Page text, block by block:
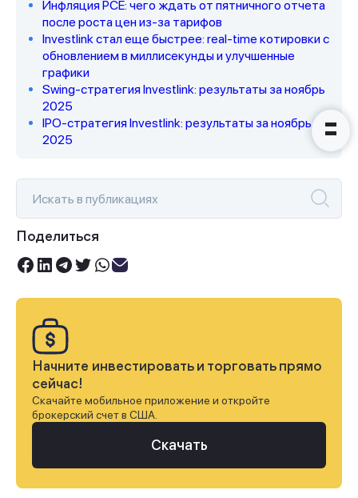
Инфляция PCE: чего ждать от пятничного отчета
после роста цен из-за тарифов
Investlink стал еще быстрее: real-time котировки с
обновлением в миллисекунды и улучшенные
графики
Swing‑стратегия Investlink: результаты за ноябрь
2025
IPO‑стратегия Investlink: результаты за ноябрь
2025
Поделиться
Начните инвестировать и торговать прямо
сейчас!
Скачайте мобильное приложение и откройте
брокерский счет в США.
Скачать
Наши консультанты свяжутся с
вами в ближайшее время